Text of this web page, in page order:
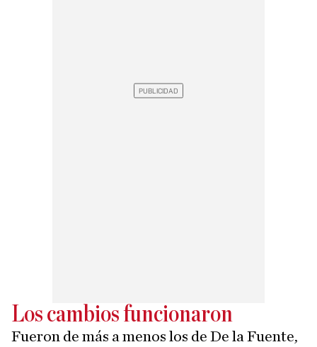
Los cambios funcionaron
Fueron de más a menos los de De la Fuente,